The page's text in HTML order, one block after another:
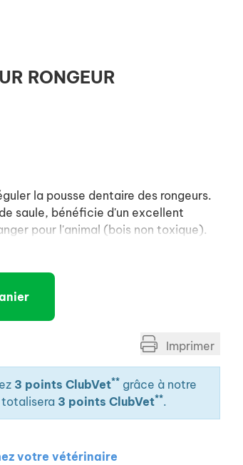
RONGEUR
la pousse dentaire des rongeurs.
saule, bénéficie d'un excellent
pour l'animal (bois non toxique).
Imprimer
3 points ClubVet** grâce à notre
totalisera 3 points ClubVet**.
votre vétérinaire